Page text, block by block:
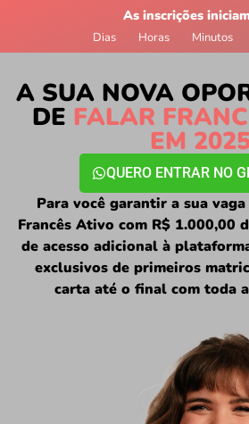
As inscrições
Dias Horas Minutos
A SUA NOVA
DE FALAR
EM
QUERO ENTRAR NO
Para você garantir a sua
Francês Ativo com R$ 1.000,00
de acesso adicional à
exclusivos de primeiros
carta até o final com toda